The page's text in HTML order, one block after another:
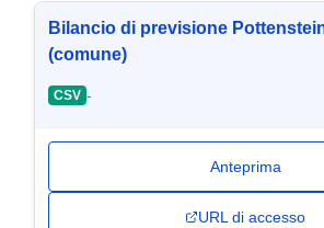
Bilancio di previsione
(comune)
CSV -
Anteprima
URL di accesso